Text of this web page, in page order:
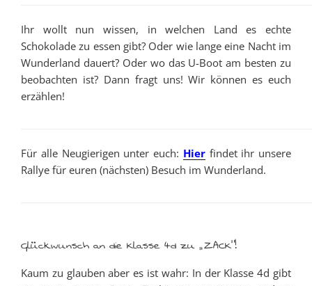
Ihr wollt nun wissen, in welchen Land es echte
Schokolade zu essen gibt? Oder wie lange eine Nacht im
Wunderland dauert? Oder wo das U-Boot am besten zu
beobachten ist? Dann fragt uns! Wir können es euch
erzählen!
Für alle Neugierigen unter euch: Hier findet ihr unsere
Rallye für euren (nächsten) Besuch im Wunderland.
Glückwunsch an die Klasse 4d zu „ZACK“!
Kaum zu glauben aber es ist wahr: In der Klasse 4d gibt